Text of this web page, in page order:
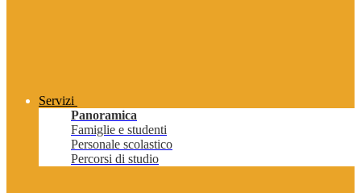
Servizi
Panoramica
Famiglie e studenti
Personale scolastico
Percorsi di studio